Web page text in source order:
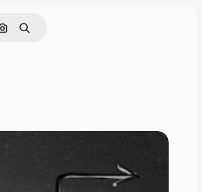
Pesquisar por imagem
Buscar